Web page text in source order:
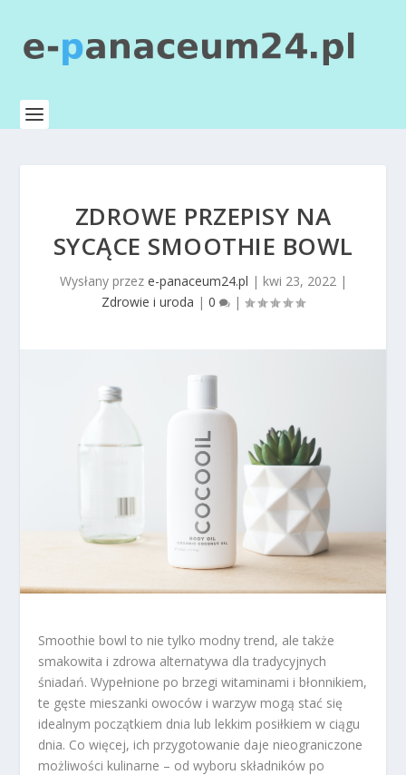
ZDROWE PRZEPISY NA
SYCĄCE SMOOTHIE BOWL
Wysłany przez e-panaceum24.pl | kwi 23, 2022|
Zdrowie i uroda | 0 |
Smoothie bowl to nie tylko modny trend, ale także
smakowita i zdrowa alternatywa dla tradycyjnych
śniadań. Wypełnione po brzegi witaminami i błonnikiem,
te gęste mieszanki owoców i warzyw mogą stać się
idealnym początkiem dnia lub lekkim posiłkiem w ciągu
dnia. Co więcej, ich przygotowanie daje nieograniczone
możliwości kulinarne – od wyboru składników po